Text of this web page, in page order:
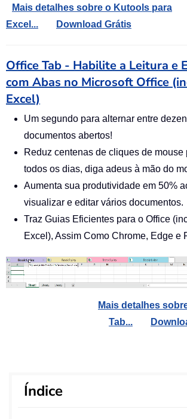
Mais detalhes sobre o Kutools para
Excel...
Download Grátis
Office Tab - Habilite a Leitura e
com Abas no Microsoft Office
Excel)
Um segundo para alternar entre
documentos abertos!
Reduz centenas de cliques de mouse
todos os dias, diga adeus à mão do
Aumenta sua produtividade em 50%
visualizar e editar vários documentos.
Traz Guias Eficientes para o Office
Excel), Assim Como Chrome, Edge e
Mais detalhes
Tab...
Índice